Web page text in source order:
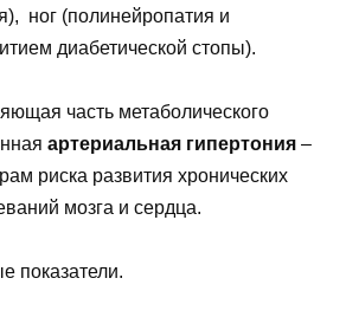
ног (полинейропатия и
диабетической стопы).
часть метаболического
артериальная гипертония –
риска развития хронических
мозга и сердца.
показатели.